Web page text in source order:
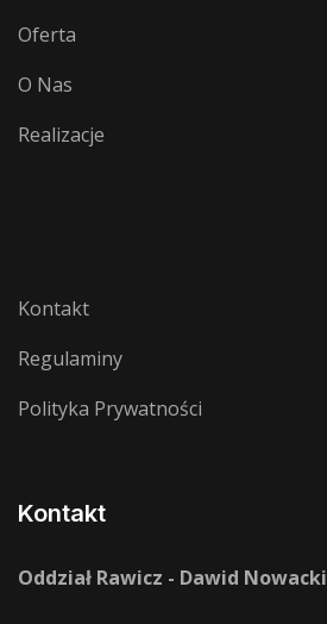
Oferta
O Nas
Realizacje
Kontakt
Regulaminy
Polityka Prywatności
Kontakt
Oddział Rawicz - Dawid Nowacki